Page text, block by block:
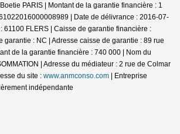
PARIS | Montant de la garantie financière : 1
| Date de délivrance : 2016-07-
61100 FLERS | Caisse de garantie financière :
garantie : NC | Adresse caisse de garantie : 89 rue
de la garantie financière : 740 000 | Nom du
| Adresse du médiateur : 2 rue de Colmar
du site : www.anmconso.com | Entreprise
indépendante